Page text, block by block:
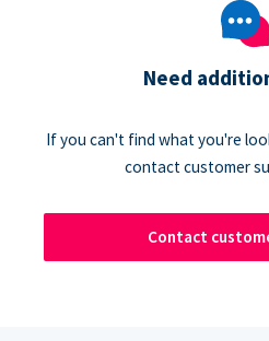
Need
If you can't find what you're
contact customer
Contact